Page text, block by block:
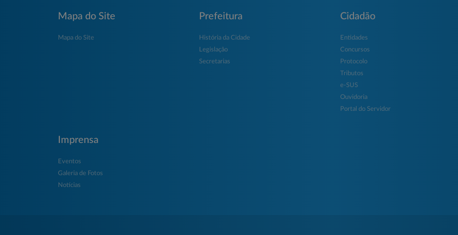
Mapa do Site
Mapa do Site
Prefeitura
História da Cidade
Legislação
Secretarias
Cidadão
Entidades
Concursos
Protocolo
Tributos
e-SUS
Ouvidoria
Portal do Servidor
Imprensa
Eventos
Galeria de Fotos
Notícias